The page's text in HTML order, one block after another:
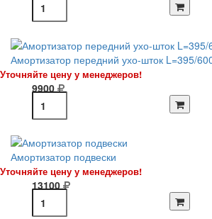
Амортизатор передний ухо-шток L=395/
Уточняйте цену у менеджеров!
9900
Амортизатор подвески
Уточняйте цену у менеджеров!
13100